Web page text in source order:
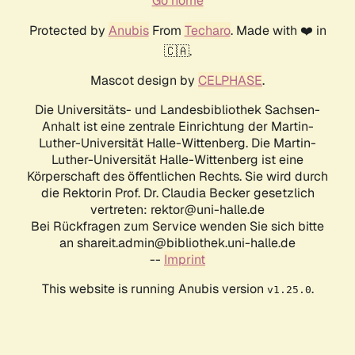
Protected by AnubisFrom Techaro. Made with ❤️ in
🇨🇦.
Mascot design by CELPHASE.
Die Universitäts- und Landesbibliothek Sachsen-
Anhalt ist eine zentrale Einrichtung der Martin-
Luther-Universität Halle-Wittenberg. Die Martin-
Luther-Universität Halle-Wittenberg ist eine
Körperschaft des öffentlichen Rechts. Sie wird durch
die Rektorin Prof. Dr. Claudia Becker gesetzlich
vertreten: rektor@uni-halle.de
Bei Rückfragen zum Service wenden Sie sich bitte
an shareit.admin@bibliothek.uni-halle.de
-- Imprint
This website is running Anubis version v1.25.0.